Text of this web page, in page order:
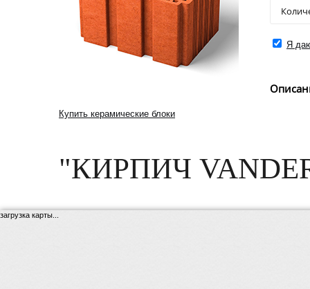
Купить керамические блоки
Я
"КИРПИЧ
загрузка карты...